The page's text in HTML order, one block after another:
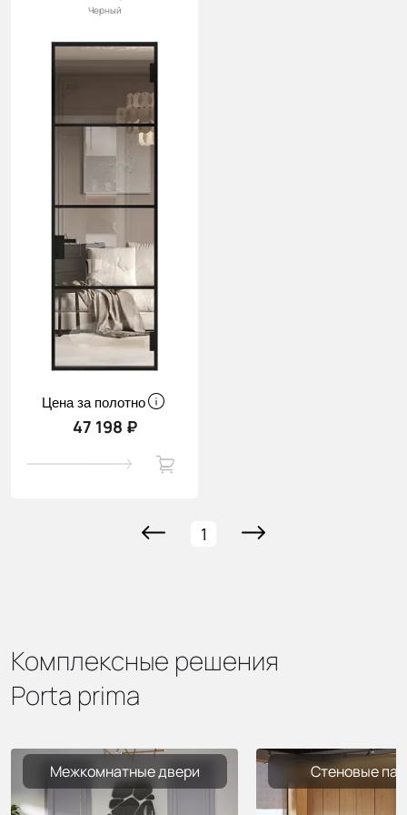
Черный
Цена за полотно
47 198 ₽
1
Комплексные решения
Porta prima
Межкомнатные двери Стеновые